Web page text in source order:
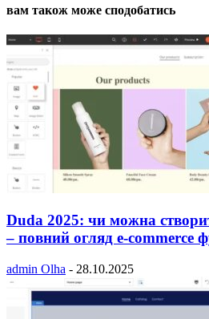
вам також може сподобатись
Duda 2025: чи можна
– повний огляд e-commerce
admin Olha - 28.10.2025